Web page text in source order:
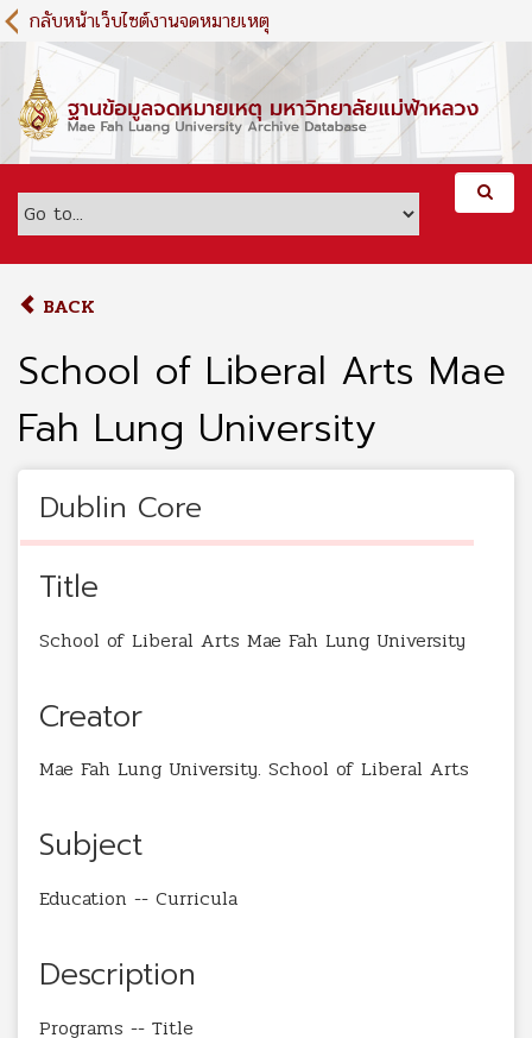
S
k
m
c
กลับหน้าเว็บไซต์งานจดหมายเหตุ
BACK
School of Liberal Arts Mae
Fah Lung University
Dublin Core
Title
School of Liberal Arts Mae Fah Lung University
Creator
Mae Fah Lung University. School of Liberal Arts
Subject
Education -- Curricula
Description
Programs -- Title